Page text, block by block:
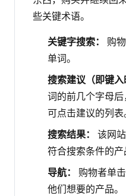
些关键术语。
关键字搜索： 购
单词。
搜索建议（即键入
词的前几个字母
可点击建议的列表
搜索结果： 该网
符合搜索条件的产
导航： 购物者单
他们想要的产品。